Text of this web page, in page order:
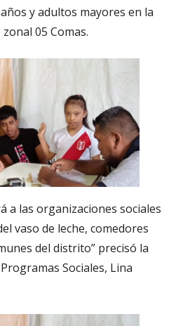
y adultos mayores en la
05 Comas.
a las organizaciones sociales
vaso de leche, comedores
del distrito” precisó la
Sociales, Lina